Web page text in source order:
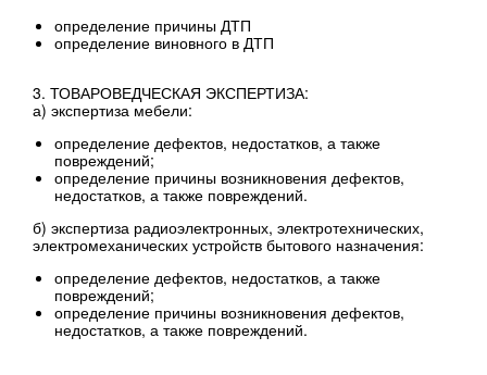
определение причины ДТП
определение виновного в ДТП
3. ТОВАРОВЕДЧЕСКАЯ ЭКСПЕРТИЗА:
а) экспертиза мебели:
определение дефектов, недостатков, а также
повреждений;
определение причины возникновения дефектов,
недостатков, а также повреждений.
б) экспертиза радиоэлектронных, электротехнических,
электромеханических устройств бытового назначения:
определение дефектов, недостатков, а также
повреждений;
определение причины возникновения дефектов,
недостатков, а также повреждений.